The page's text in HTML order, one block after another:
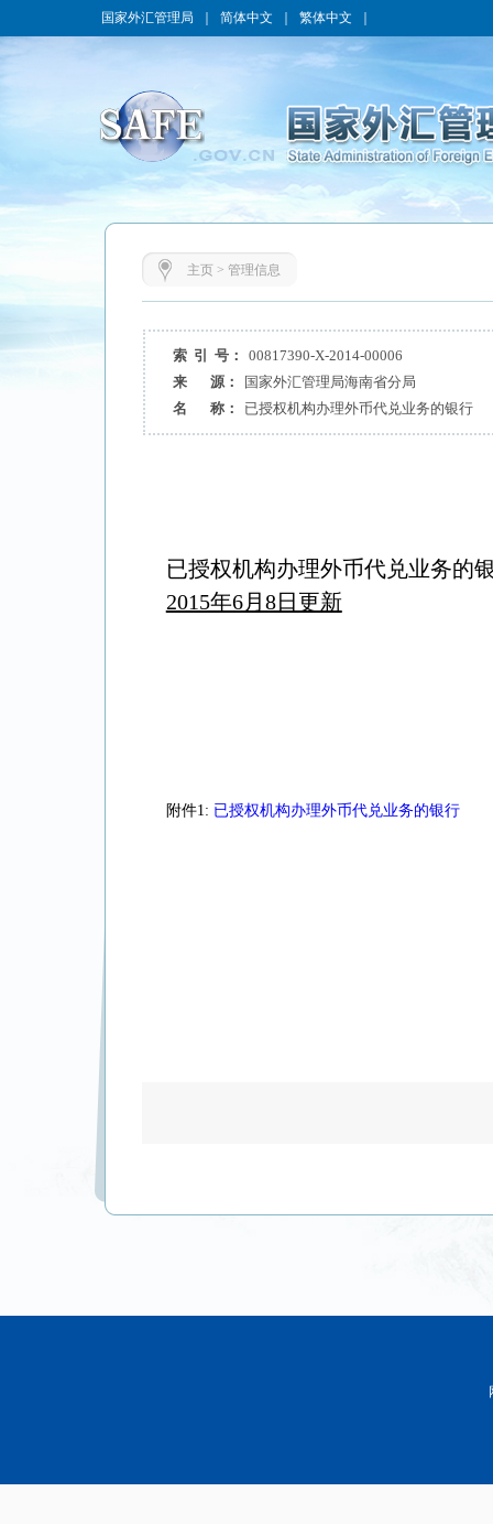
国家外汇管理局 简体中文 繁体中文
主页> 管理信息
索 引 号：
00817390-X-2014-00006
来 源：
国家外汇管理局海南省分局
名 称：
已授权机构办理外币代兑业务的银行
已授权机构办理外币代兑业务的
2015年6月8日更新
附件1: 已授权机构办理外币代兑业务的银行